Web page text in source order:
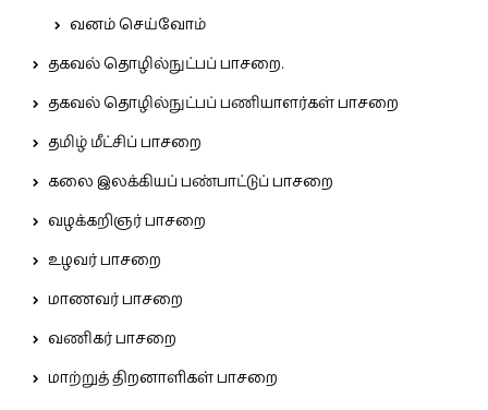
வனம் செய்வோம்
தகவல் தொழில்நுட்பப் பாசறை.
தகவல் தொழில்நுட்பப் பணியாளர்கள் பாசறை
தமிழ் மீட்சிப் பாசறை
கலை இலக்கியப் பண்பாட்டுப் பாசறை
வழக்கறிஞர் பாசறை
உழவர் பாசறை
மாணவர் பாசறை
வணிகர் பாசறை
மாற்றுத் திறனாளிகள் பாசறை